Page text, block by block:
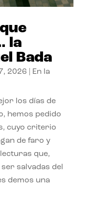
la
Bada
2026
En la
los días de
hemos pedido
cuyo criterio
de faro y
que,
salvadas del
demos una